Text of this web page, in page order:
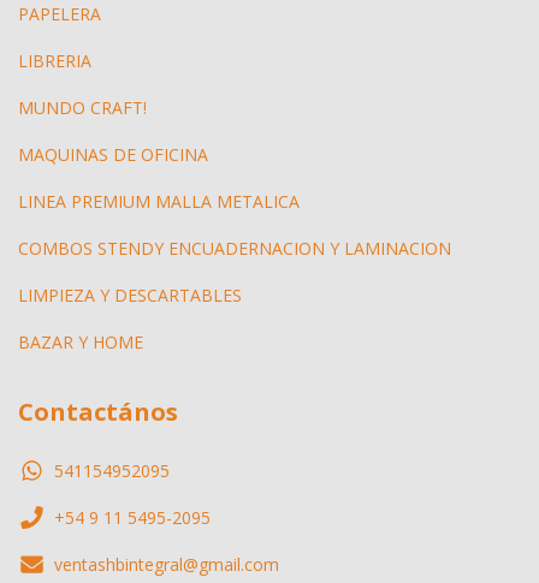
PAPELERA
LIBRERIA
MUNDO CRAFT!
MAQUINAS DE OFICINA
LINEA PREMIUM MALLA METALICA
COMBOS STENDY ENCUADERNACION Y LAMINACION
LIMPIEZA Y DESCARTABLES
BAZAR Y HOME
Contactános
541154952095
+54 9 11 5495-2095
ventashbintegral@gmail.com